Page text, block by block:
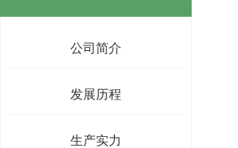
公司简介
发展历程
生产实力